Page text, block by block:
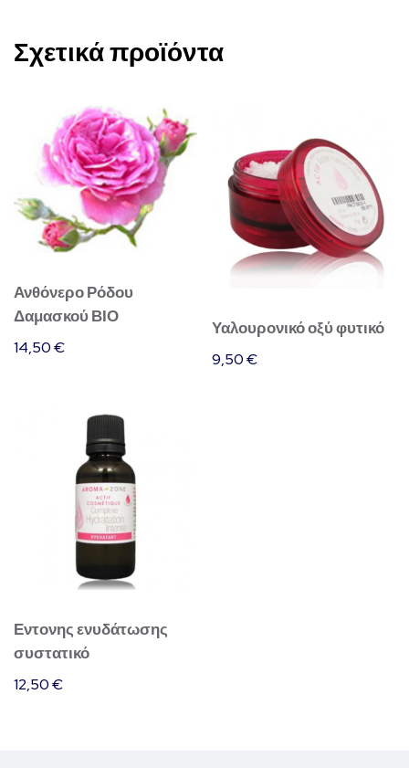
Σχετικά προϊόντα
Ανθόνερο Ρόδου
Δαμασκού ΒΙΟ
14,50€
Υαλουρονικό οξύ φυτικό
9,50€
Εντονης ενυδάτωσης
συστατικό
12,50€